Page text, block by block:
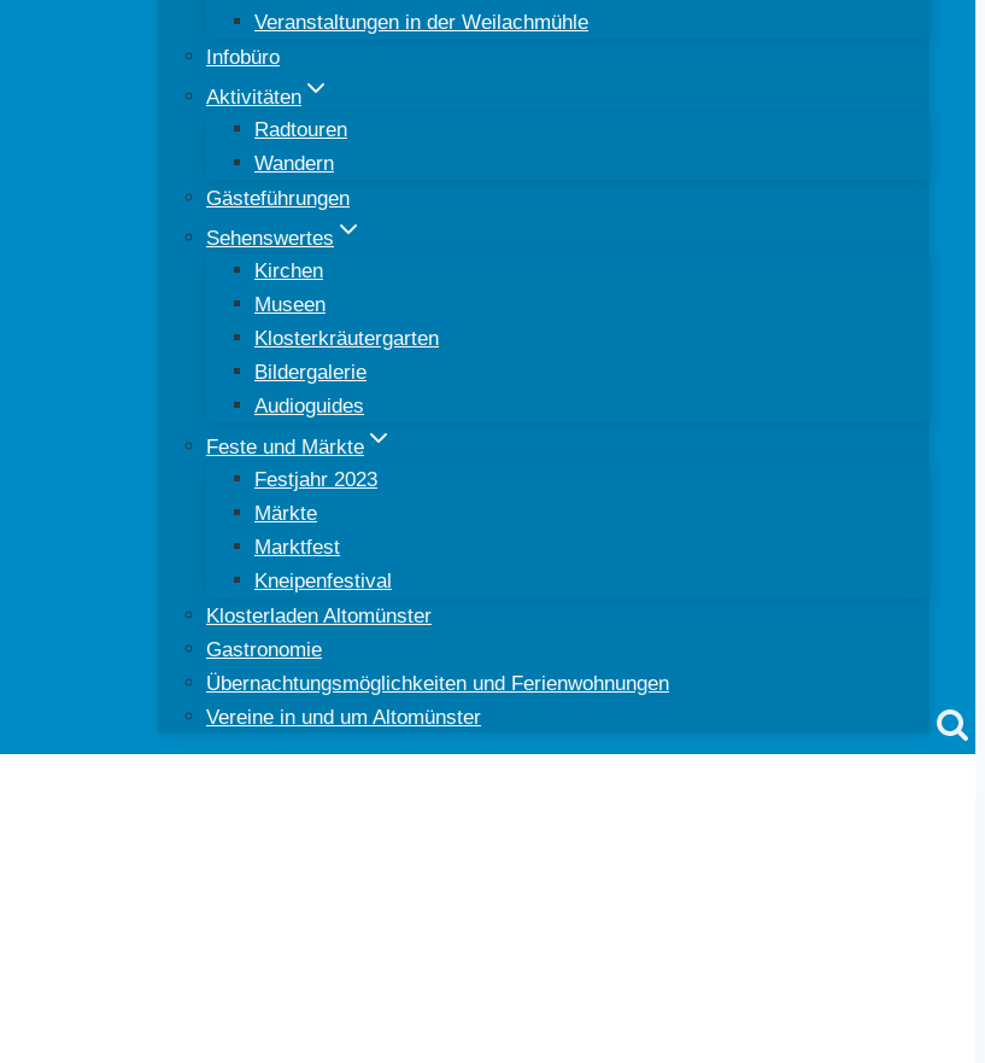
Veranstaltungen in der Weilachmühle
Infobüro
Aktivitäten
Radtouren
Wandern
Gästeführungen
Sehenswertes
Kirchen
Museen
Klosterkräutergarten
Bildergalerie
Audioguides
Feste und Märkte
Festjahr 2023
Märkte
Marktfest
Kneipenfestival
Klosterladen Altomünster
Gastronomie
Übernachtungsmöglichkeiten und Ferienwohnungen
Vereine in und um Altomünster